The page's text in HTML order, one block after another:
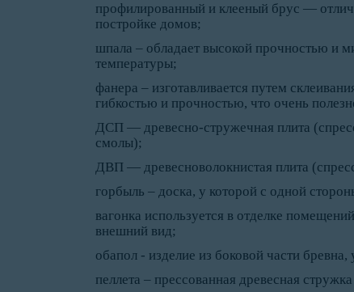
профилированный и клееный брус —
постройке домов;
шпала – обладает высокой прочностью и
температуры;
фанера – изготавливается путем
гибкостью и прочностью, что очень
ДСП — древесно-стружечная плита
смолы);
ДВП — древесноволокнистая плита
горбыль – доска, у которой с одной
вагонка используется в отделке
внешний вид;
обапол - изделие из боковой части
пеллета – прессованная древесная